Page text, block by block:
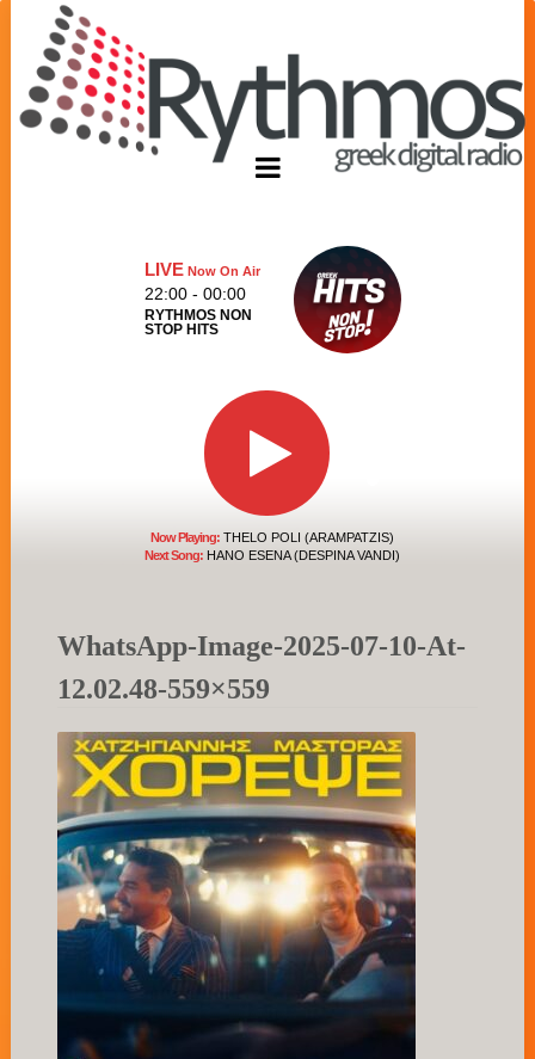
LIVENow On Air
22:00 - 00:00
RYTHMOS NON
STOP HITS
Now Playing: THELO POLI (ARAMPATZIS)
Next Song: HANO ESENA (DESPINA VANDI)
WhatsApp-Image-2025-07-10-At-
12.02.48-559×559